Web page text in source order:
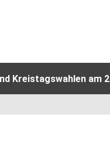
Kreistagswahlen am